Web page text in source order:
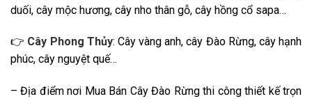
duối, cây mộc hương, cây nho thân gỗ, cây hồng cổ sapa…
👉 Cây Phong Thủy: Cây vàng anh, cây Đào Rừng, cây hạnh
phúc, cây nguyệt quế…
– Địa điểm nơi Mua Bán Cây Đào Rừng thi công thiết kế trọn